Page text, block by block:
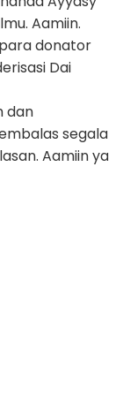
Aamiin.
donator
Dai
dan
segala
Aamiin ya